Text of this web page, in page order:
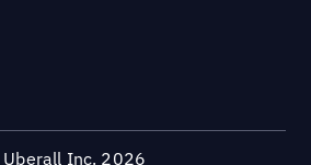
Uberall Inc. 2026